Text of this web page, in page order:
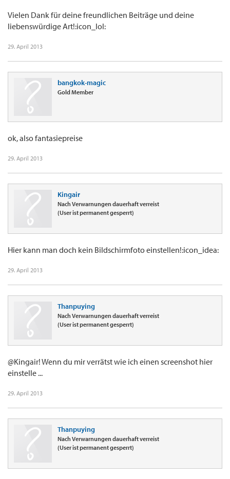
Vielen Dank für deine freundlichen Beiträge und deine
liebenswürdige Art!:icon_lol:
29. April 2013
bangkok-magic
Gold Member
ok, also fantasiepreise
29. April 2013
Kingair
Nach Verwarnungen dauerhaft verreist
(User ist permanent gesperrt)
Hier kann man doch kein Bildschirmfoto einstellen!:icon_idea:
29. April 2013
Thanpuying
Nach Verwarnungen dauerhaft verreist
(User ist permanent gesperrt)
@Kingair! Wenn du mir verrätst wie ich einen screenshot hier
einstelle ...
29. April 2013
Thanpuying
Nach Verwarnungen dauerhaft verreist
(User ist permanent gesperrt)